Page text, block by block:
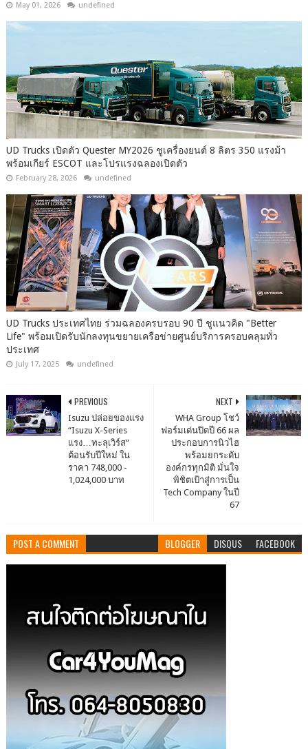
May 01, 2026 undefined
UD Trucks เปิดตัว Quester MY2026 ชูเครื่องยนต์ 8 ลิตร 350 แรงม้า
พร้อมเกียร์ ESCOT และโปรแรงฉลองเปิดตัว
February 28, 2026 undefined
UD Trucks ประเทศไทย ร่วมฉลองครบรอบ 90 ปี ชูแนวคิด "Better
Life" พร้อมเปิดรับนักลงทุนขยายเครือข่ายศูนย์บริการครอบคลุมทั่ว
ประเทศ
July 17, 2025 undefined
NEXT
WHA Group โชว์
ฟอร์มเด่นปิดปี 66 ผล
ประกอบการนิวไฮ
พร้อมยกระดับ
องค์กรทุกมิติ มั่นใจ
พิชิตเป้าสู่การเป็น
Tech Company ในปี
67
PREVIOUS
Isuzu ปล่อยของแรง
“Isuzu X-Series
แรง…ทะลุเวิร์ส”
ต้อนรับปีใหม่ ใน
ราคา 748,000 -
1,024,000 บาท
POST A COMMENT BLOGGER DISQUS FACEBOOK